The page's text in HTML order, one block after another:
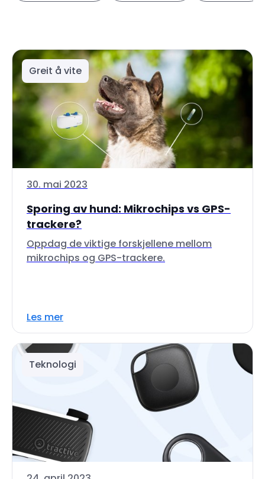
Greit å vite
30. mai 2023
Sporing av hund: Mikrochips vs GPS-
trackere?
Oppdag de viktige forskjellene mellom
mikrochips og GPS-trackere.
Les mer
Teknologi